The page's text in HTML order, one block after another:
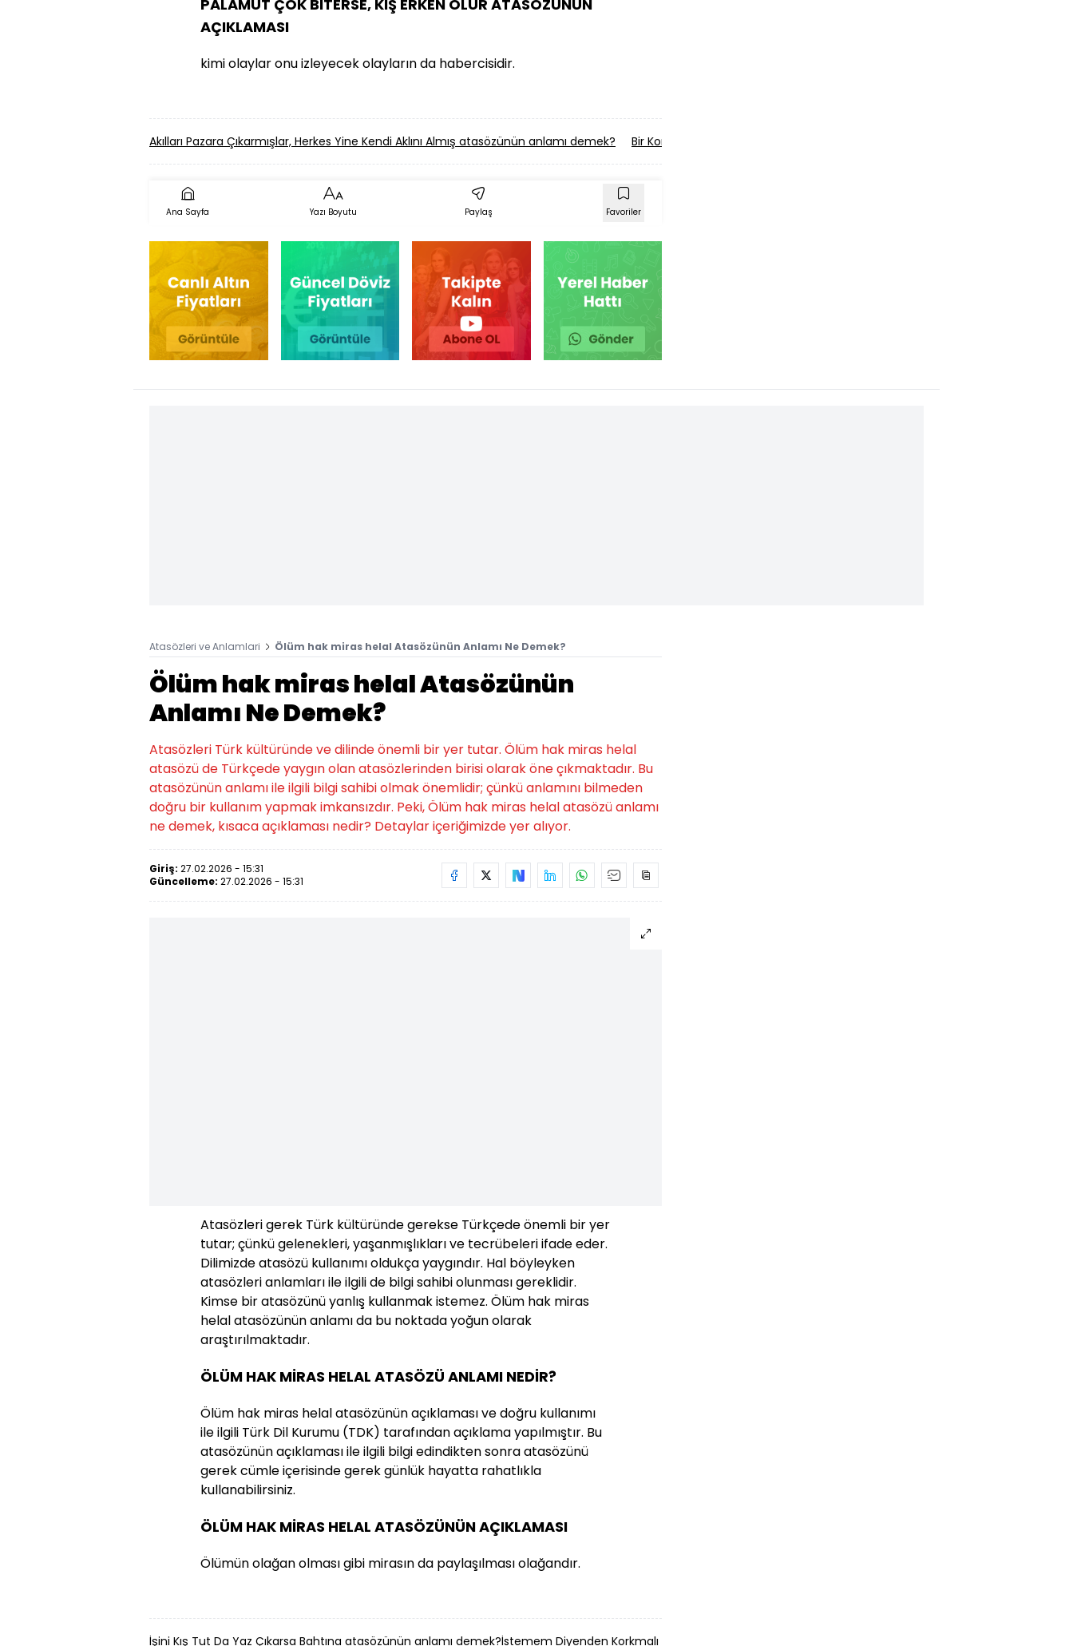
PALAMUT ÇOK BİTERSE, KIŞ ERKEN OLUR ATASÖZÜNÜN
AÇIKLAMASI
kimi olaylar onu izleyecek olayların da habercisidir.
Akılları Pazara Çıkarmışlar, Herkes Yine Kendi Aklını Almış atasözünün anlamı demek? Bir Korkak Bir Orduyu Bozar atasözünün anlamı demek?
Ana Sayfa Yazı Boyutu Paylaş Favoriler
Atasözleri ve Anlamlari Ölüm hak miras helal Atasözünün Anlamı Ne Demek?
Ölüm hak miras helal Atasözünün
Anlamı Ne Demek?
Atasözleri Türk kültüründe ve dilinde önemli bir yer tutar. Ölüm hak miras helal
atasözü de Türkçede yaygın olan atasözlerinden birisi olarak öne çıkmaktadır. Bu
atasözünün anlamı ile ilgili bilgi sahibi olmak önemlidir; çünkü anlamını bilmeden
doğru bir kullanım yapmak imkansızdır. Peki, Ölüm hak miras helal atasözü anlamı
ne demek, kısaca açıklaması nedir? Detaylar içeriğimizde yer alıyor.
Giriş: 27.02.2026 - 15:31
Güncelleme: 27.02.2026 - 15:31
Atasözleri gerek Türk kültüründe gerekse Türkçede önemli bir yer
tutar; çünkü gelenekleri, yaşanmışlıkları ve tecrübeleri ifade eder.
Dilimizde atasözü kullanımı oldukça yaygındır. Hal böyleyken
atasözleri anlamları ile ilgili de bilgi sahibi olunması gereklidir.
Kimse bir atasözünü yanlış kullanmak istemez. Ölüm hak miras
helal atasözünün anlamı da bu noktada yoğun olarak
araştırılmaktadır.
ÖLÜM HAK MİRAS HELAL ATASÖZÜ ANLAMI NEDİR?
Ölüm hak miras helal atasözünün açıklaması ve doğru kullanımı
ile ilgili Türk Dil Kurumu (TDK) tarafından açıklama yapılmıştır. Bu
atasözünün açıklaması ile ilgili bilgi edindikten sonra atasözünü
gerek cümle içerisinde gerek günlük hayatta rahatlıkla
kullanabilirsiniz.
ÖLÜM HAK MİRAS HELAL ATASÖZÜNÜN AÇIKLAMASI
Ölümün olağan olması gibi mirasın da paylaşılması olağandır.
İşini Kış Tut Da Yaz Çıkarsa Bahtına atasözünün anlamı demek?İstemem Diyenden Korkmalı atasözünün anlamı demek?